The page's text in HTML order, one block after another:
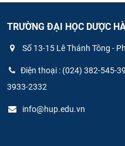
TRƯỜNG ĐẠI HỌC DƯỢC
Số 13-15 Lê Thánh Tông -
Điện thoại : (024) 382-545-
3933-2332
info@hup.edu.vn